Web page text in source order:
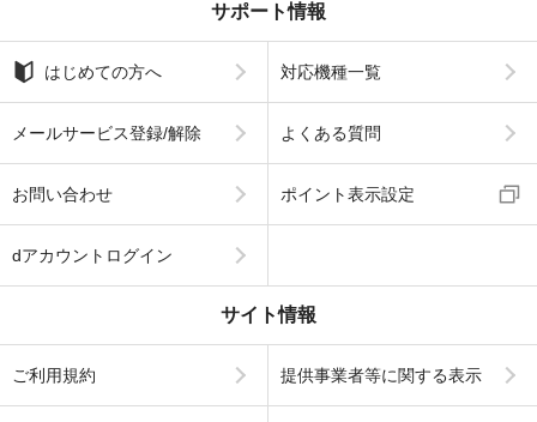
サポート情報
はじめての方へ 対応機種一覧
メールサービス登録/解除 よくある質問
お問い合わせ ポイント表示設定
dアカウントログイン
サイト情報
ご利用規約 提供事業者等に関する表示